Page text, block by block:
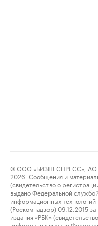
© ООО «БИЗНЕСПРЕСС», АО
2026. Сообщения и
(свидетельство о
выдано Федеральной
информационных
(Роскомнадзор) 09.12.2015
издания «РБК»